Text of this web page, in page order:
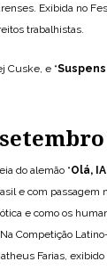
Exibida no
trabalhistas.
Cuske, e “
do alemão “Olá, IA
e com
e como os
Competição
Farias,